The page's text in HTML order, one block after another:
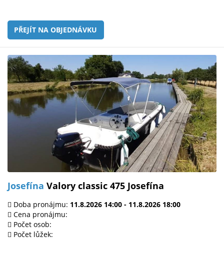
PŘEJÍT NA OBJEDNÁVKU
Josefína Valory classic 475 Josefína
Doba pronájmu: 11.8.2026 14:00 - 11.8.2026 18:00
Cena pronájmu:
Počet osob:
Počet lůžek: